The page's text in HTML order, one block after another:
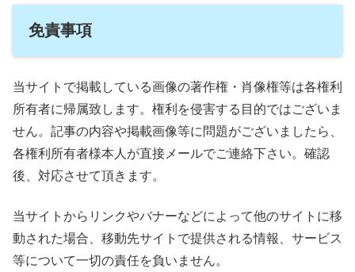
免責事項
当サイトで掲載している画像の著作権・肖像権等は各権利
所有者に帰属致します。権利を侵害する目的ではございま
せん。記事の内容や掲載画像等に問題がございましたら、
各権利所有者様本人が直接メールでご連絡下さい。確認
後、対応させて頂きます。
当サイトからリンクやバナーなどによって他のサイトに移
動された場合、移動先サイトで提供される情報、サービス
等について一切の責任を負いません。